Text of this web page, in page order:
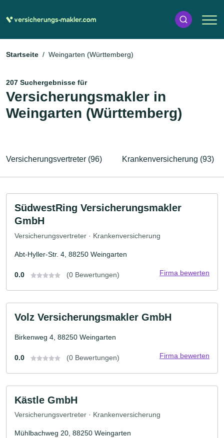
Startseite Weingarten (Württemberg)
207 Suchergebnisse für
Versicherungsmakler in
Weingarten (Württemberg)
Versicherungsvertreter (96) Krankenversicherung (93)
SüdwestRing Versicherungsmakler
GmbH
Versicherungsvertreter · Krankenversicherung
Abt-Hyller-Str. 4, 88250 Weingarten
0.0 (0 Bewertungen) Firma bewerten
Volz Versicherungsmakler GmbH
Birkenweg 4, 88250 Weingarten
0.0 (0 Bewertungen) Firma bewerten
Kästle GmbH
Versicherungsvertreter · Krankenversicherung
Mühlbachweg 20, 88250 Weingarten